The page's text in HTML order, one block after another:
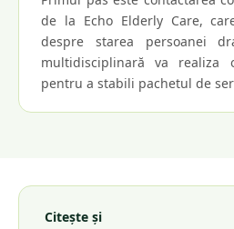
de la Echo Elderly Care,
despre starea persoanei
multidisciplinară va realiza
pentru a stabili pachetul de
Citește și